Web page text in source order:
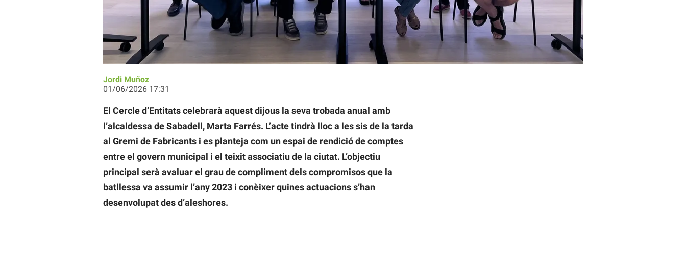
Representants del Cercle d'Entitats. Autor: Jordi M.
Jordi Muñoz
01/06/2026 17:31
El Cercle d’Entitats celebrarà aquest dijous la seva trobada anual amb
l’alcaldessa de Sabadell, Marta Farrés. L’acte tindrà lloc a les sis de la tarda
al Gremi de Fabricants i es planteja com un espai de rendició de comptes
entre el govern municipal i el teixit associatiu de la ciutat. L’objectiu
principal serà avaluar el grau de compliment dels compromisos que la
batllessa va assumir l’any 2023 i conèixer quines actuacions s’han
desenvolupat des d’aleshores.